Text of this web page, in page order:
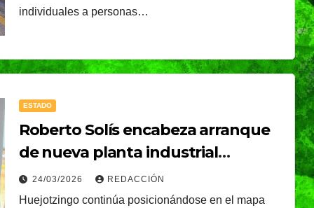
individuales a personas…
ESTADO
Roberto Solís encabeza arranque
de nueva planta industrial
alemana en Huejotzingo; invertirá
350 mdp
24/03/2026 REDACCIÓN
Huejotzingo continúa posicionándose en el mapa
que
Oreo® y BTS lanzan
su edición limitada
CRUZ